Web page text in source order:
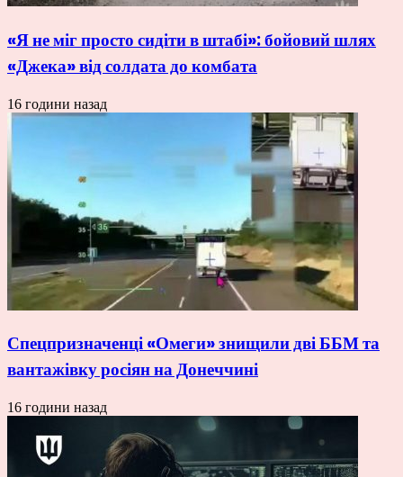
«Я не міг просто сидіти в штабі»: бойовий шлях
«Джека» від солдата до комбата
16 години назад
Спецпризначенці «Омеги» знищили дві ББМ та
вантажівку росіян на Донеччині
16 години назад